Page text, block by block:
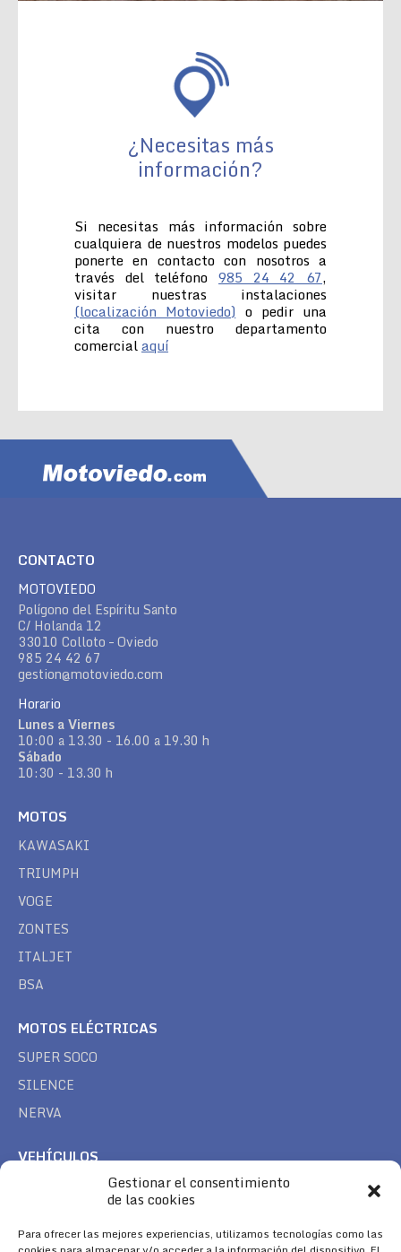
Gestionar el consentimiento
de las cookies
Para ofrecer las mejores experiencias, utilizamos tecnologías como las
¿Necesitas más
información?
Si necesitas más información sobre
cualquiera de nuestros modelos puedes
ponerte en contacto con nosotros a
través del teléfono 985 24 42 67,
visitar nuestras instalaciones
(localización Motoviedo) o pedir una
cita con nuestro departamento
comercialaquí
CONTACTO
MOTOVIEDO
Polígono del Espíritu Santo
C/ Holanda 12
33010 Colloto – Oviedo
985 24 42 67
gestion@motoviedo.com
Horario
Lunes a Viernes
10:00 a 13.30 - 16.00 a 19.30 h
Sábado
10:30 - 13.30 h
MOTOS
KAWASAKI
TRIUMPH
VOGE
ZONTES
ITALJET
BSA
MOTOS ELÉCTRICAS
SUPER SOCO
SILENCE
NERVA
VEHÍCULOS
TREK